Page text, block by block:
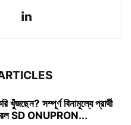
খুঁজছেন? সম্পূর্ণ বিনামূল্যে প্রার্থী
SD ONUPRON...